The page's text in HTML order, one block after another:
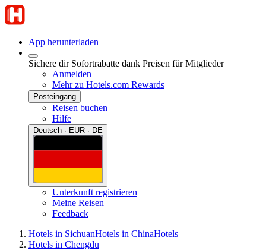
App herunterladen
Sichere dir Sofortrabatte dank Preisen für Mitglieder
Anmelden
Mehr zu Hotels.com Rewards
Posteingang
Reisen buchen
Hilfe
Deutsch · EUR · DE
Unterkunft registrieren
Meine Reisen
Feedback
Hotels in SichuanHotels in ChinaHotels
Hotels in Chengdu